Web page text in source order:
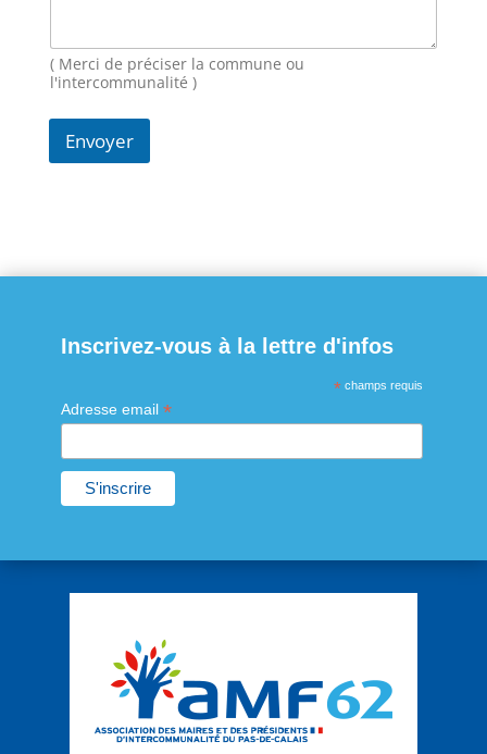
g
e( Merci de préciser la commune ou
l'intercommunalité )
Envoyer
Inscrivez-vous à la lettre d'infos
* champs requis
Adresse email *